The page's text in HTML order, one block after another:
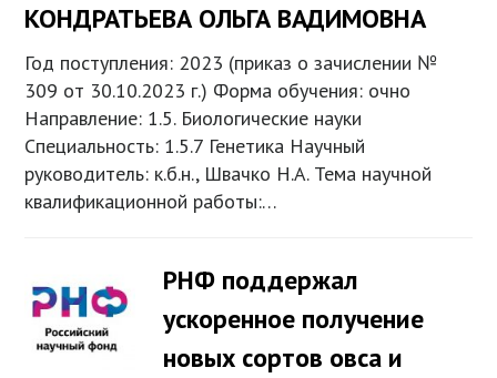
КОНДРАТЬЕВА ОЛЬГА ВАДИМОВНА
Год поступления: 2023 (приказ о зачислении №
309 от 30.10.2023 г.) Форма обучения: очно
Направление: 1.5. Биологические науки
Специальность: 1.5.7 Генетика Научный
руководитель: к.б.н., Швачко Н.А. Тема научной
квалификационной работы:…
РНФ поддержал
ускоренное получение
новых сортов овса и